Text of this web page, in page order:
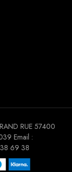
RUE 57400
Email :
38 69 38